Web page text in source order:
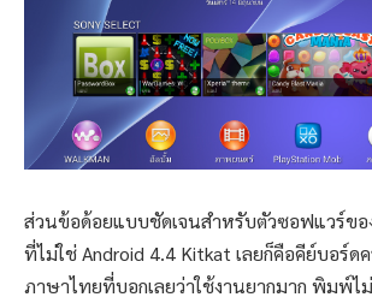
ส่วนข้อด้อยแบบชัดเจนสำหรับตัวซอฟแวร์ขอ
ที่ไม่ใช่ Android 4.4 Kitkat เลยก็คือคีย์บอร์ด
ภาษาไทยที่บอกเลยว่าใช้งานยากมาก พิมพ์ไ